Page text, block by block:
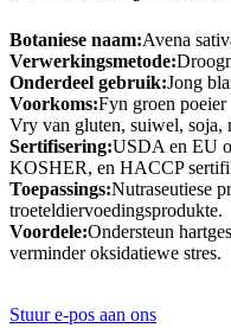
Botaniese naam:Avena
Verwerkingsmetode:
Onderdeel gebruik:Jong
Voorkoms:Fyn groen poeier
Vry van gluten, suiwel, soja,
Sertifisering:USDA en EU
KOSHER, en HACCP
Toepassings:Nutraseutiese
troeteldiervoedingsprodukte.
Voordele:Ondersteun
verminder oksidatiewe stres.
Stuur e-pos aan ons